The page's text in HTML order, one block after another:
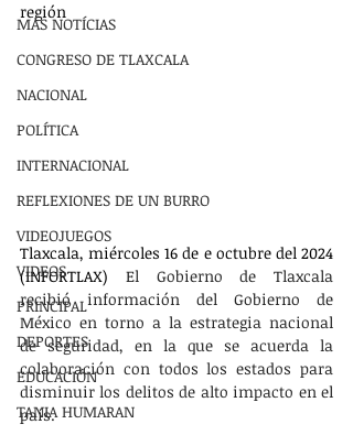
MÁS NOTÍCIAS
CONGRESO DE TLAXCALA
NACIONAL
POLÍTICA
INTERNACIONAL
REFLEXIONES DE UN BURRO
VIDEOJUEGOS
VIDEOS
PRINCIPAL
DEPORTES
EDUCACIÓN
TANIA HUMARAN
región
Tlaxcala, miércoles 16 de e octubre del 2024
(INFORTLAX) El Gobierno de Tlaxcala
recibió información del Gobierno de
México en torno a la estrategia nacional
de seguridad, en la que se acuerda la
colaboración con todos los estados para
disminuir los delitos de alto impacto en el
país.